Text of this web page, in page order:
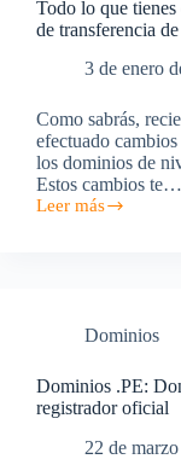
(new
gTLDs)
Todo lo que
de transferencia
3 de enero
Como sabrás,
efectuado
los dominios de
Estos cambios te…
Leer más
Todo
nueva
política
de
transferencia
Dominios
Dominios .PE:
registrador oficial
22 de